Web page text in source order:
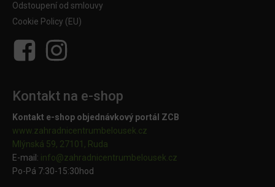
Odstoupení od smlouvy
Cookie Policy (EU)
Kontakt na e-shop
Kontakt e-shop objednávkový portál ZCB
www.zahradnicentrumbelousek.cz
Mlýnská 59, 27101, Ruda
E-mail: info@zahradnicentrumbelousek.cz
Po-Pá 7:30-15:30hod